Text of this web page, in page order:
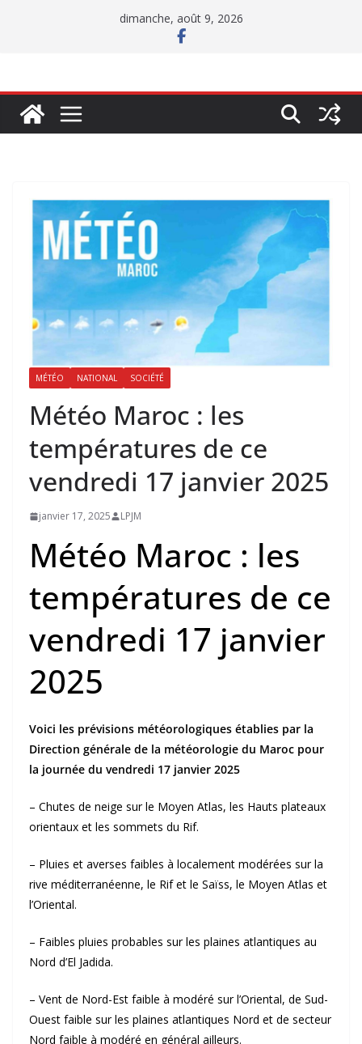
dimanche, août 9, 2026
MÉTÉO NATIONAL SOCIÉTÉ
Météo Maroc : les
températures de ce
vendredi 17 janvier 2025
janvier 17, 2025 LPJM
Météo Maroc : les
températures de ce
vendredi 17 janvier
2025
Voici les prévisions météorologiques établies par la
Direction générale de la météorologie du Maroc pour
la journée du vendredi 17 janvier 2025
– Chutes de neige sur le Moyen Atlas, les Hauts plateaux
orientaux et les sommets du Rif.
– Pluies et averses faibles à localement modérées sur la
rive méditerranéenne, le Rif et le Saïss, le Moyen Atlas et
l’Oriental.
– Faibles pluies probables sur les plaines atlantiques au
Nord d’El Jadida.
– Vent de Nord-Est faible à modéré sur l’Oriental, de Sud-
Ouest faible sur les plaines atlantiques Nord et de secteur
Nord faible à modéré en général ailleurs.